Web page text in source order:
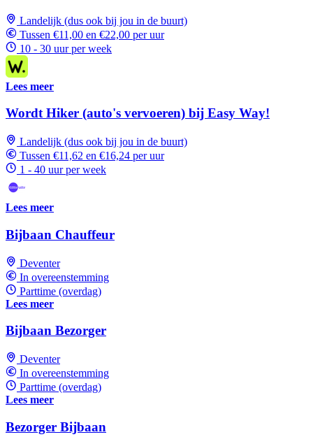
Landelijk (dus ook bij jou in de buurt)
Tussen €11,00 en €22,00 per uur
10 - 30 uur per week
Lees meer
Wordt Hiker (auto's vervoeren) bij Easy Way!
Landelijk (dus ook bij jou in de buurt)
Tussen €11,62 en €16,24 per uur
1 - 40 uur per week
Lees meer
Bijbaan Chauffeur
Deventer
In overeenstemming
Parttime (overdag)
Lees meer
Bijbaan Bezorger
Deventer
In overeenstemming
Parttime (overdag)
Lees meer
Bezorger Bijbaan